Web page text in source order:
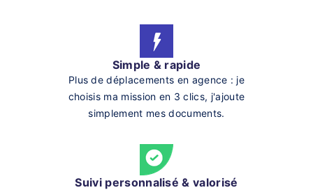
Simple & rapide
Plus de déplacements en agence : je
choisis ma mission en 3 clics, j'ajoute
simplement mes documents.
Suivi personnalisé & valorisé